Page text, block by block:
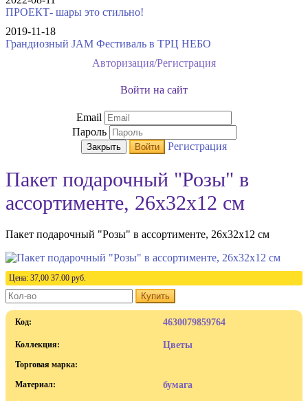
ПРОЕКТ- шары это стильно!
2019-11-18
Грандиозный JAM Фестиваль в ТРЦ НЕБО
Авторизация/Регистрация
Войти на сайт
Email
Пароль
Закрыть Войти Регистрация
Пакет подарочный "Розы" в
ассортименте, 26x32x12 см
Пакет подарочный "Розы" в ассортименте, 26x32x12 см
Цена: 37,00 37.00 руб.
Купить
Код: 4630079859764
Коллекция: Цветы
Торговая марка:
Материал: бумага